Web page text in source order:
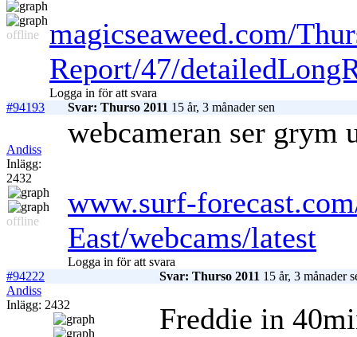
offline
magicseaweed.com/
Report/47/
Logga in för att svara
#94193
Svar: Thurso 2011 15 år, 3 månader sen
Andiss
Inlägg:
2432
offline
webcameran ser grym
www.surf-
East/webcams/latest
Logga in för att svara
#94222
Svar: Thurso 2011 15 år, 3 månader
Andiss
Inlägg: 2432
Freddie in